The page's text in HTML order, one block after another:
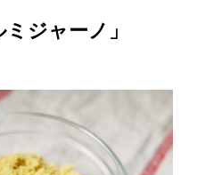
ジャーノ」